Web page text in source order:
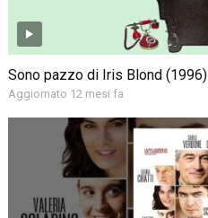
Sono pazzo di Iris Blond (1996)
Aggiornato 12 mesi fa